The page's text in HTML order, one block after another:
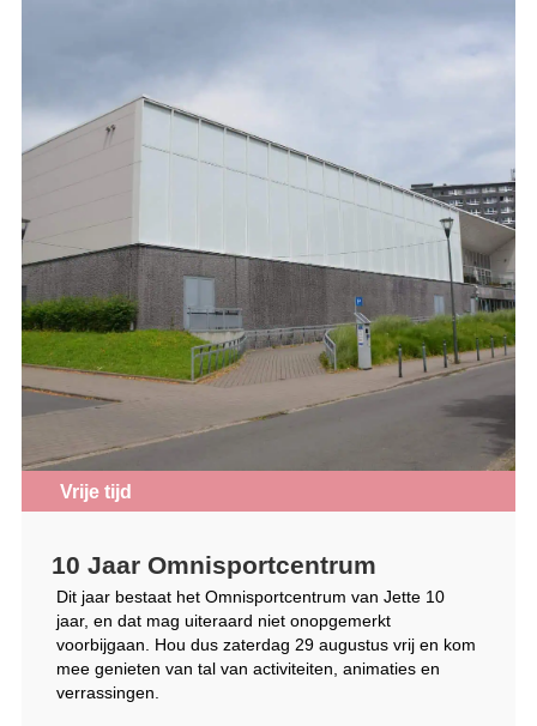
Vrije tijd
10 Jaar Omnisportcentrum
Dit jaar bestaat het Omnisportcentrum van Jette 10
jaar, en dat mag uiteraard niet onopgemerkt
voorbijgaan. Hou dus zaterdag 29 augustus vrij en kom
mee genieten van tal van activiteiten, animaties en
verrassingen.